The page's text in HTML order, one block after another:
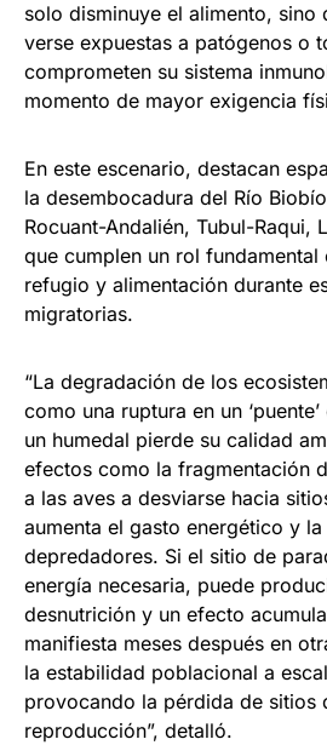
solo disminuye el alimento, sino
verse expuestas a patógenos o
comprometen su sistema
momento de mayor exigencia
En este escenario, destacan
la desembocadura del Río
Rocuant-Andalién, Tubul-Raqui,
que cumplen un rol
refugio y alimentación durante
migratorias.
“La degradación de los
como una ruptura en un
un humedal pierde su calidad
efectos como la fragmentación
a las aves a desviarse hacia
aumenta el gasto energético y
depredadores. Si el sitio de
energía necesaria, puede
desnutrición y un efecto
manifiesta meses después en
la estabilidad poblacional a
provocando la pérdida de sitios
reproducción”, detalló.